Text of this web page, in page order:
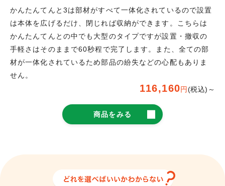
かんたんてんと3は部材がすべて一体化されているので設置
は本体を広げるだけ、閉じれば収納ができます。こちらは
かんたんてんとの中でも大型のタイプですが設置・撤収の
手軽さはそのままで60秒程で完了します。また、全ての部
材が一体化されているため部品の紛失などの心配もありま
せん。
116,160円(税込)～
商品をみる